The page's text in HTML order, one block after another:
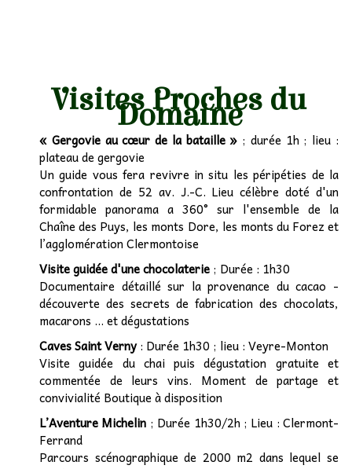
Visites Proches du
Domaine
« Gergovie au cœur de la bataille » ; durée 1h ; lieu :
plateau de gergovie
Un guide vous fera revivre in situ les péripéties de la
confrontation de 52 av. J.-C. Lieu célèbre doté d'un
formidable panorama a 360° sur l'ensemble de la
Chaîne des Puys, les monts Dore, les monts du Forez et
l’agglomération Clermontoise
Visite guidée d'une chocolaterie ; Durée : 1h30
Documentaire détaillé sur la provenance du cacao -
découverte des secrets de fabrication des chocolats,
macarons ... et dégustations
Caves Saint Verny: Durée 1h30 ; lieu : Veyre-Monton
Visite guidée du chai puis dégustation gratuite et
commentée de leurs vins. Moment de partage et
convivialité Boutique à disposition
L’Aventure Michelin ; Durée 1h30/2h ; Lieu : Clermont-
Ferrand
Parcours scénographique de 2000 m2 dans lequel se